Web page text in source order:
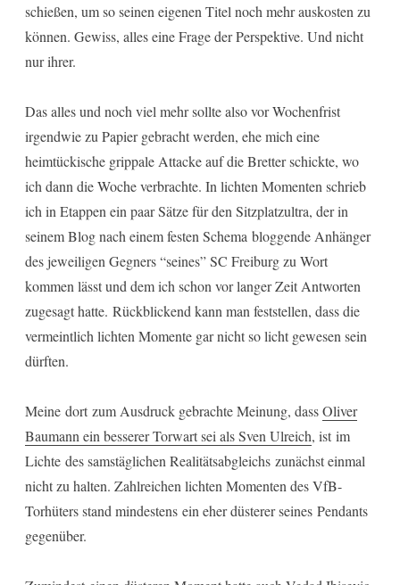
schießen, um so seinen eigenen Titel noch mehr auskosten zu
können. Gewiss, alles eine Frage der Perspektive. Und nicht
nur ihrer.
Das alles und noch viel mehr sollte also vor Wochenfrist
irgendwie zu Papier gebracht werden, ehe mich eine
heimtückische grippale Attacke auf die Bretter schickte, wo
ich dann die Woche verbrachte. In lichten Momenten schrieb
ich in Etappen ein paar Sätze für den Sitzplatzultra, der in
seinem Blog nach einem festen Schema bloggende Anhänger
des jeweiligen Gegners “seines” SC Freiburg zu Wort
kommen lässt und dem ich schon vor langer Zeit Antworten
zugesagt hatte. Rückblickend kann man feststellen, dass die
vermeintlich lichten Momente gar nicht so licht gewesen sein
dürften.
Meine dort zum Ausdruck gebrachte Meinung, dassOliver
Baumann ein besserer Torwart sei als Sven Ulreich, ist im
Lichte des samstäglichen Realitätsabgleichs zunächst einmal
nicht zu halten. Zahlreichen lichten Momenten des VfB-
Torhüters stand mindestens ein eher düsterer seines Pendants
gegenüber.